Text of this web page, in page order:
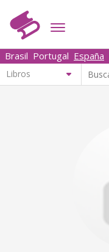
Brasil Portugal España